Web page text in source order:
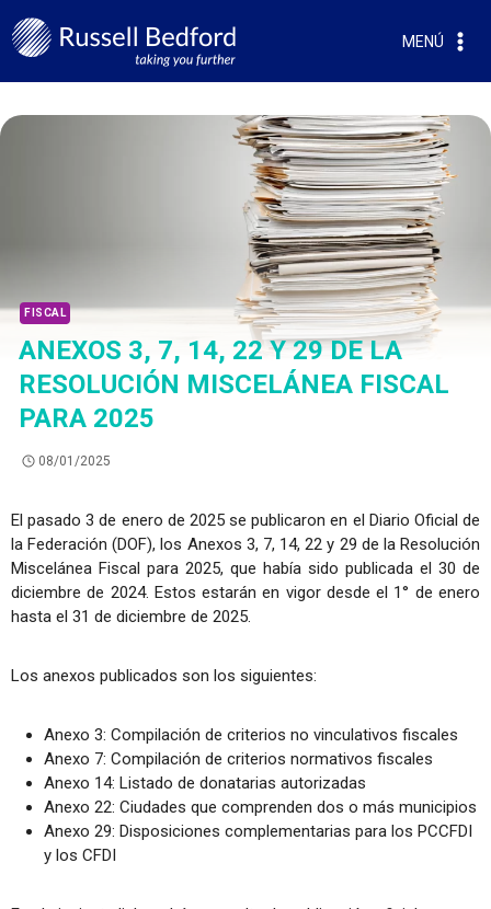
MENÚ
FISCAL
ANEXOS 3, 7, 14, 22 Y 29 DE LA
RESOLUCIÓN MISCELÁNEA FISCAL
PARA 2025
08/01/2025
El pasado 3 de enero de 2025 se publicaron en el Diario Oficial de
la Federación (DOF), los Anexos 3, 7, 14, 22 y 29 de la Resolución
Miscelánea Fiscal para 2025, que había sido publicada el 30 de
diciembre de 2024. Estos estarán en vigor desde el 1° de enero
hasta el 31 de diciembre de 2025.
Los anexos publicados son los siguientes:
Anexo 3: Compilación de criterios no vinculativos fiscales
Anexo 7: Compilación de criterios normativos fiscales
Anexo 14: Listado de donatarias autorizadas
Anexo 22: Ciudades que comprenden dos o más municipios
Anexo 29: Disposiciones complementarias para los PCCFDI
y los CFDI